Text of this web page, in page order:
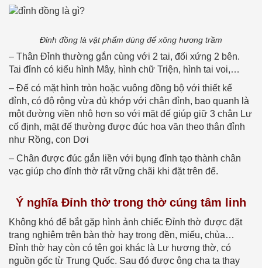
Đỉnh đồng là vật phẩm dùng để xông hương trầm
– Thân Đỉnh thường gắn cùng với 2 tai, đối xứng 2 bên.
Tai đỉnh có kiểu hình Mây, hình chữ Triện, hình tai voi,…
– Đế có mặt hình tròn hoặc vuông đồng bộ với thiết kế
đỉnh, có độ rộng vừa đủ khớp với chân đỉnh, bao quanh là
một đường viền nhô hơn so với mặt đế giúp giữ 3 chân Lư
cố định, mặt đế thường được đúc hoa văn theo thân đỉnh
như Rồng, con Dơi
– Chân được đúc gắn liền với bụng đỉnh tạo thành chân
vạc giúp cho đỉnh thờ rất vững chãi khi đặt trên đế.
Ý nghĩa Đỉnh thờ trong thờ cúng tâm linh
Không khó để bắt gặp hình ảnh chiếc Đỉnh thờ được đặt
trang nghiêm trên bàn thờ hay trong đền, miếu, chùa…
Đỉnh thờ hay còn có tên gọi khác là Lư hương thờ, có
nguồn gốc từ Trung Quốc. Sau đó được ông cha ta thay